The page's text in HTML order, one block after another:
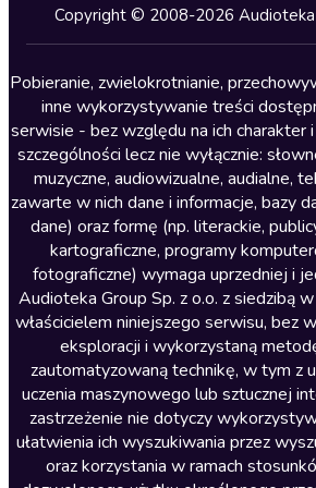
Kryminały
Lektury szkolne
Literatura anglojęzyczna
Literatura faktu
Literatura obyczajowa
Literatura piękna obca
Literatura piękna polska
Nagrania relaksacyjne
Nauka języków
Nauki humanistyczne
Podcasty i audycje
Polityka
Prasa
Copyright © 2008-2026 Audioteka
Pobieranie, zwielokrotnianie,
inne wykorzystywanie treści
serwisie - bez względu na ich charakter
szczególności lecz nie wyłącznie:
muzyczne, audiowizualne, audialne,
zawarte w nich dane i informacje, bazy
dane) oraz formę (np. literackie,
kartograficzne, programy
fotograficzne) wymaga uprzedniej i
Audioteka Group Sp. z o.o. z siedzibą
właścicielem niniejszego serwisu, bez
eksploracji i wykorzystaną
zautomatyzowaną technikę, w tym z
uczenia maszynowego lub sztucznej
zastrzeżenie nie dotyczy
ułatwienia ich wyszukiwania przez
oraz korzystania w ramach